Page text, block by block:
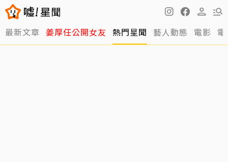
最新文章 姜厚任公開女友 熱門星聞 藝人動態 電影